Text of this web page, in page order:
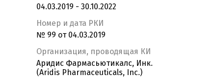
04.03.2019 - 30.10.2022
Номер и дата РКИ
№ 99 от 04.03.2019
Организация, проводящая КИ
Аридис Фармасьютикалс, Инк.
(Aridis Pharmaceuticals, Inc.)